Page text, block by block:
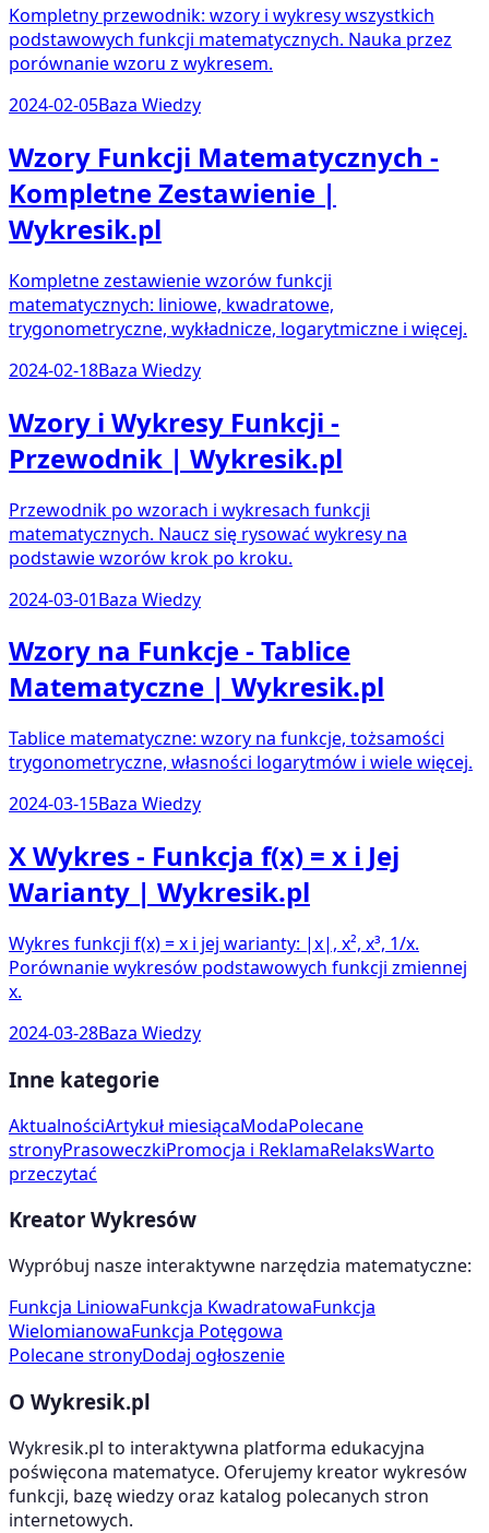
Kompletny przewodnik: wzory i wykresy wszystkich
podstawowych funkcji matematycznych. Nauka przez
porównanie wzoru z wykresem.
2024-02-05Baza Wiedzy
Wzory Funkcji Matematycznych -
Kompletne Zestawienie |
Wykresik.pl
Kompletne zestawienie wzorów funkcji
matematycznych: liniowe, kwadratowe,
trygonometryczne, wykładnicze, logarytmiczne i więcej.
2024-02-18Baza Wiedzy
Wzory i Wykresy Funkcji -
Przewodnik | Wykresik.pl
Przewodnik po wzorach i wykresach funkcji
matematycznych. Naucz się rysować wykresy na
podstawie wzorów krok po kroku.
2024-03-01Baza Wiedzy
Wzory na Funkcje - Tablice
Matematyczne | Wykresik.pl
Tablice matematyczne: wzory na funkcje, tożsamości
trygonometryczne, własności logarytmów i wiele więcej.
2024-03-15Baza Wiedzy
X Wykres - Funkcja f(x) = x i Jej
Warianty | Wykresik.pl
Wykres funkcji f(x) = x i jej warianty: |x|, x², x³, 1/x.
Porównanie wykresów podstawowych funkcji zmiennej
x.
2024-03-28Baza Wiedzy
Inne kategorie
AktualnościArtykuł miesiącaModaPolecane
stronyPrasoweczkiPromocja i ReklamaRelaksWarto
przeczytać
Kreator Wykresów
Wypróbuj nasze interaktywne narzędzia matematyczne:
Funkcja LiniowaFunkcja KwadratowaFunkcja
WielomianowaFunkcja Potęgowa
Polecane stronyDodaj ogłoszenie
O Wykresik.pl
Wykresik.pl to interaktywna platforma edukacyjna
poświęcona matematyce. Oferujemy kreator wykresów
funkcji, bazę wiedzy oraz katalog polecanych stron
internetowych.